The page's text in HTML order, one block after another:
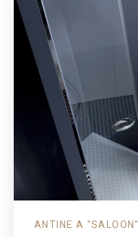
ANTINE A "SALOON"